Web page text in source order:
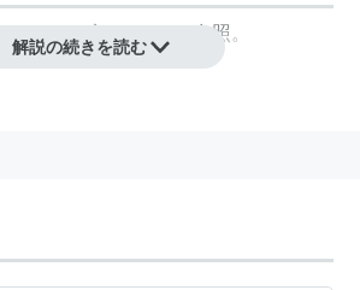
ムス、ブラームスを参照。
解説の続きを読む